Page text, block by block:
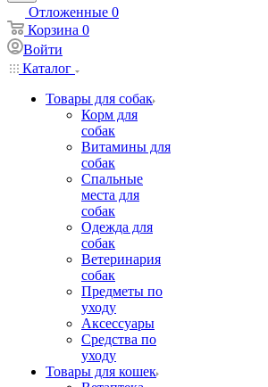
Отложенные 0
Корзина 0
Войти
Каталог
Товары для собак
Корм для
собак
Витамины для
собак
Спальные
места для
собак
Одежда для
собак
Ветеринария
собак
Предметы по
уходу
Аксессуары
Средства по
уходу
Товары для кошек